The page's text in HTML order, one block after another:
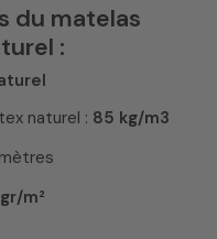
du matelas
:
naturel : 85 kg/m3
m²